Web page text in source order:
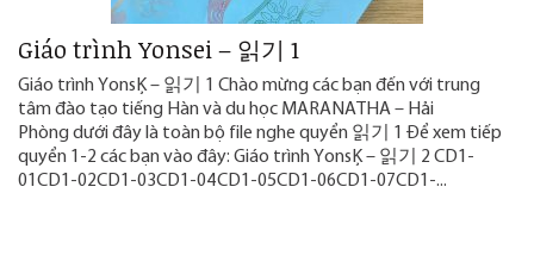
Giáo trình Yonsei – 읽기 1
Giáo trình Yonsei – 읽기 1 Chào mừng các bạn đến với trung
tâm đào tạo tiếng Hàn và du học MARANATHA – Hải
Phòng dưới đây là toàn bộ file nghe quyển 읽기 1 Để xem tiếp
quyển 1-2 các bạn vào đây: Giáo trình Yonsei – 읽기 2 CD1-
01CD1-02CD1-03CD1-04CD1-05CD1-06CD1-07CD1-...